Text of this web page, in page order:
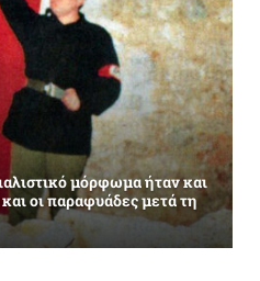
μόρφωμα ήταν και
οι παραφυάδες μετά τη